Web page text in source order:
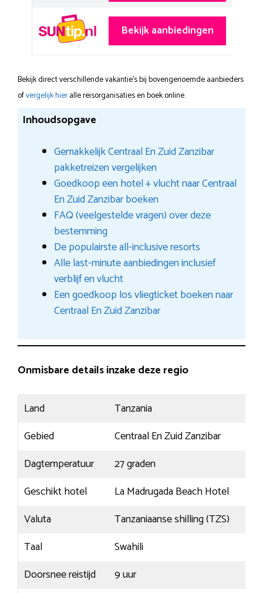
Bekijk aanbiedingen
Bekijk direct verschillende vakantie's bij bovengenoemde aanbieders
ofvergelijk hieralle reisorganisaties en boek online.
Inhoudsopgave
Gemakkelijk Centraal En Zuid Zanzibar
pakketreizen vergelijken
Goedkoop een hotel + vlucht naar Centraal
En Zuid Zanzibar boeken
FAQ (veelgestelde vragen) over deze
bestemming
De populairste all-inclusive resorts
Alle last-minute aanbiedingen inclusief
verblijf en vlucht
Een goedkoop los vliegticket boeken naar
Centraal En Zuid Zanzibar
Onmisbare details inzake deze regio
Land
Tanzania
Gebied
Centraal En Zuid Zanzibar
Dagtemperatuur
27 graden
Geschikt hotel
La Madrugada Beach Hotel
Valuta
Tanzaniaanse shilling (TZS)
Taal
Swahili
Doorsnee reistijd
9 uur